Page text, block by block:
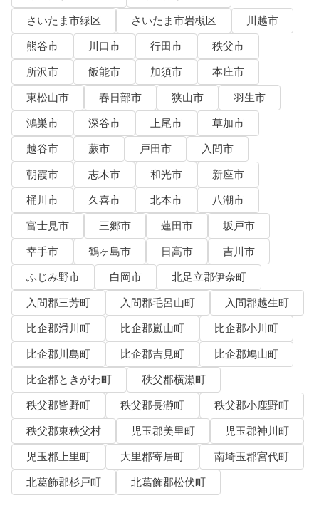
さいたま市緑区
さいたま市岩槻区
川越市
熊谷市
川口市 行田市
秩父市
所沢市
飯能市 加須市
本庄市
東松山市
春日部市 狭山市
羽生市
鴻巣市
深谷市 上尾市
草加市
越谷市
蕨市 戸田市
入間市
朝霞市
志木市 和光市
新座市
桶川市
久喜市 北本市
八潮市
富士見市
三郷市 蓮田市
坂戸市
幸手市
鶴ヶ島市 日高市
吉川市
ふじみ野市
白岡市
北足立郡伊奈町
入間郡三芳町
入間郡毛呂山町
入間郡越生町
比企郡滑川町
比企郡嵐山町
比企郡小川町
比企郡川島町
比企郡吉見町
比企郡鳩山町
比企郡ときがわ町
秩父郡横瀬町
秩父郡皆野町
秩父郡長瀞町
秩父郡小鹿野町
秩父郡東秩父村
児玉郡美里町
児玉郡神川町
児玉郡上里町
大里郡寄居町
南埼玉郡宮代町
北葛飾郡杉戸町
北葛飾郡松伏町